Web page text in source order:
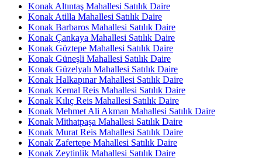
Konak Altıntaş Mahallesi Satılık Daire
Konak Atilla Mahallesi Satılık Daire
Konak Barbaros Mahallesi Satılık Daire
Konak Çankaya Mahallesi Satılık Daire
Konak Göztepe Mahallesi Satılık Daire
Konak Güneşli Mahallesi Satılık Daire
Konak Güzelyalı Mahallesi Satılık Daire
Konak Halkapınar Mahallesi Satılık Daire
Konak Kemal Reis Mahallesi Satılık Daire
Konak Kılıç Reis Mahallesi Satılık Daire
Konak Mehmet Ali Akman Mahallesi Satılık Daire
Konak Mithatpaşa Mahallesi Satılık Daire
Konak Murat Reis Mahallesi Satılık Daire
Konak Zafertepe Mahallesi Satılık Daire
Konak Zeytinlik Mahallesi Satılık Daire